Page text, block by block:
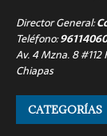
Director General:
Teléfono:
Av. 4 Mzna. 8 #112
Chiapas
CATEGORÍAS